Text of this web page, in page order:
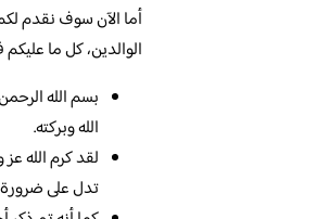
أما الآن سوف نقدم
الوالدين، كل ما عليكم
بسم الله
الله وبركته.
لقد كرم الله
تدل على ضرورة